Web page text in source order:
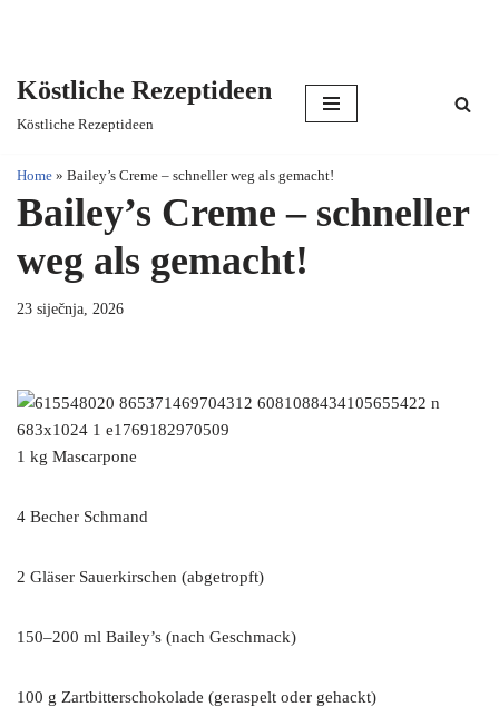
content
Köstliche Rezeptideen
Köstliche Rezeptideen
Home » Bailey’s Creme – schneller weg als gemacht!
Bailey’s Creme – schneller
weg als gemacht!
23 siječnja, 2026
1 kg Mascarpone
4 Becher Schmand
2 Gläser Sauerkirschen (abgetropft)
150–200 ml Bailey’s (nach Geschmack)
100 g Zartbitterschokolade (geraspelt oder gehackt)